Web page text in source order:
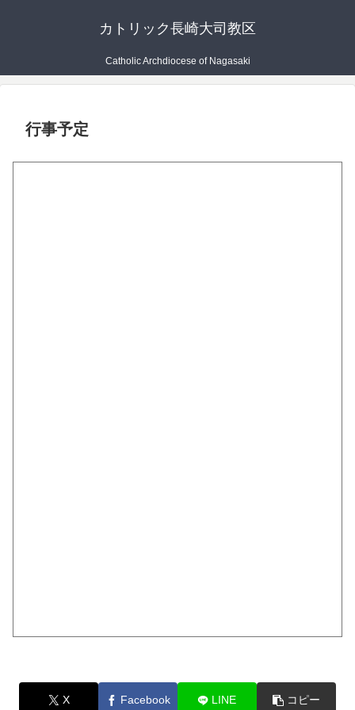
カトリック長崎大司教区
Catholic Archdiocese of Nagasaki
行事予定
X Facebook LINE コピー